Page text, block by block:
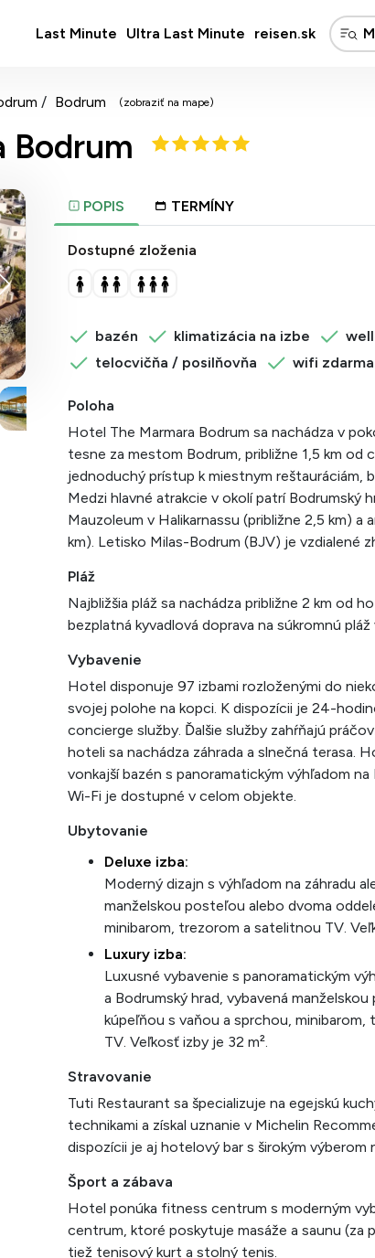
Last Minute Ultra Last Minute reisen.sk
Bodrum (zobraziť na mape)
Bodrum
POPIS TERMÍNY
Dostupné zloženia
bazén klimatizácia na izbe
telocvičňa / posilňovňa
wifi zdarma
Poloha
Hotel The Marmara Bodrum sa nachádza v
tesne za mestom Bodrum, približne 1,5 km od
jednoduchý prístup k miestnym reštauráciám,
Medzi hlavné atrakcie v okolí patrí Bodrumský
Mauzoleum v Halikarnassu (približne 2,5 km) a
km). Letisko Milas-Bodrum (BJV) je vzdialené
Pláž
Najbližšia pláž sa nachádza približne 2 km od
bezplatná kyvadlová doprava na súkromnú
Vybavenie
Hotel disponuje 97 izbami rozloženými do
svojej polohe na kopci. K dispozícii je 24-
concierge služby. Ďalšie služby zahŕňajú
hoteli sa nachádza záhrada a slnečná terasa.
vonkajší bazén s panoramatickým výhľadom na
Wi-Fi je dostupné v celom objekte.
Ubytovanie
Deluxe izba:
Moderný dizajn s výhľadom na záhradu
manželskou posteľou alebo dvoma
minibarom, trezorom a satelitnou TV.
Luxury izba:
Luxusné vybavenie s panoramatickým
a Bodrumský hrad, vybavená
kúpeľňou s vaňou a sprchou,
TV. Veľkosť izby je 32 m².
Stravovanie
Tuti Restaurant sa špecializuje na egejskú
technikami a získal uznanie v Michelin
dispozícii je aj hotelový bar s širokým výberom
Šport a zábava
Hotel ponúka fitness centrum s moderným
centrum, ktoré poskytuje masáže a saunu (za
tiež tenisový kurt a stolný tenis.